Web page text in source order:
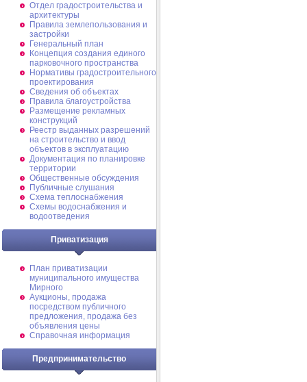
Отдел градостроительства и
архитектуры
Правила землепользования и
застройки
Генеральный план
Концепция создания единого
парковочного пространства
Нормативы градостроительного
проектирования
Сведения об объектах
Правила благоустройства
Размещение рекламных
конструкций
Реестр выданных разрешений
на строительство и ввод
объектов в эксплуатацию
Документация по планировке
территории
Общественные обсуждения
Публичные слушания
Схема теплоснабжения
Схемы водоснабжения и
водоотведения
Приватизация
План приватизации
муниципального имущества
Мирного
Аукционы, продажа
посредством публичного
предложения, продажа без
объявления цены
Справочная информация
Предпринимательство